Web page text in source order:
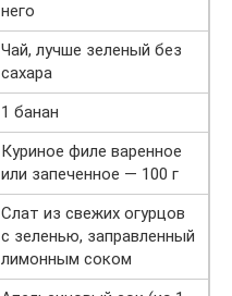
него
Чай, лучше зеленый без
сахара
1 банан
Куриное филе варенное
или запеченное — 100 г
Слат из свежих огурцов
с зеленью, заправленный
лимонным соком